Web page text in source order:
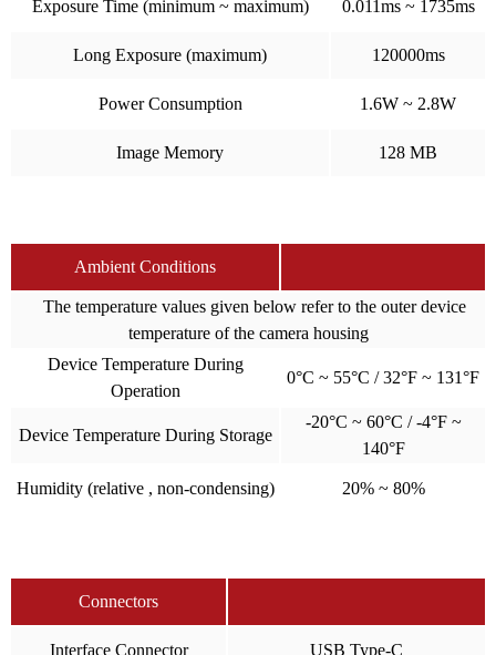
Exposure Time (minimum ~ maximum) 0.011ms ~ 1735ms
Long Exposure (maximum) 120000ms
Power Consumption 1.6W ~ 2.8W
Image Memory 128 MB
Ambient Conditions
The temperature values given below refer to the outer device
temperature of the camera housing
Device Temperature During
Operation
0°C ~ 55°C / 32°F ~ 131°F
Device Temperature During Storage
-20°C ~ 60°C / -4°F ~
140°F
Humidity (relative , non-condensing) 20% ~ 80%
Connectors
Interface Connector USB Type-C